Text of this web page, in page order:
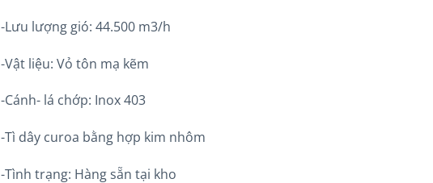
-Lưu lượng gió: 44.500 m3/h
-Vật liệu: Vỏ tôn mạ kẽm
-Cánh- lá chớp: Inox 403
-Tì dây curoa bằng hợp kim nhôm
-Tình trạng: Hàng sẵn tại kho